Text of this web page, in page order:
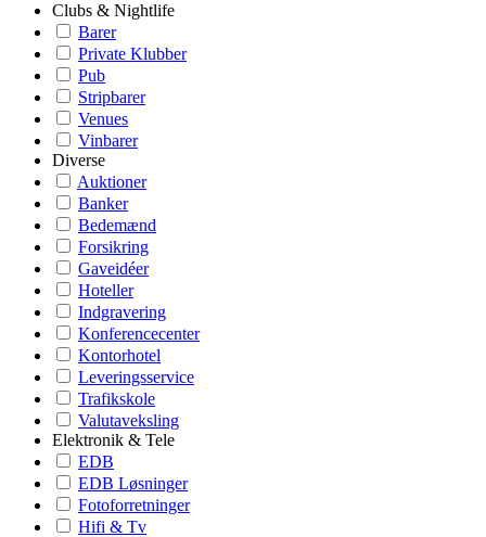
Clubs & Nightlife
Barer
Private Klubber
Pub
Stripbarer
Venues
Vinbarer
Diverse
Auktioner
Banker
Bedemænd
Forsikring
Gaveidéer
Hoteller
Indgravering
Konferencecenter
Kontorhotel
Leveringsservice
Trafikskole
Valutaveksling
Elektronik & Tele
EDB
EDB Løsninger
Fotoforretninger
Hifi & Tv